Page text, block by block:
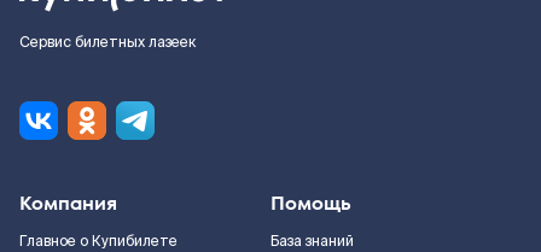
Сервис билетных лазеек
Компания
Главное о Купибилете
Помощь
База знаний